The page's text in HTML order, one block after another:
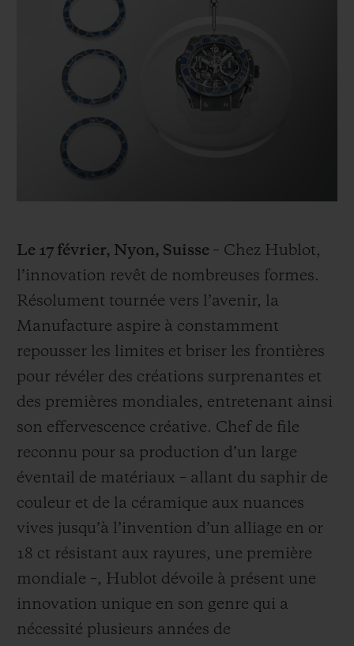
Le 17 février, Nyon, Suisse – Chez Hublot,
l’innovation revêt de nombreuses formes.
Résolument tournée vers l’avenir, la
Manufacture aspire à constamment
repousser les limites et briser les frontières
pour révéler des créations surprenantes et
des premières mondiales, entretenant ainsi
son effervescence créative. Chef de file
reconnu pour sa production d’un large
éventail de matériaux – allant du saphir de
couleur et de la céramique aux nuances
vives jusqu’à l’invention d’un alliage en or
18 ct résistant aux rayures, une première
mondiale –, Hublot dévoile à présent une
innovation unique en son genre qui a
nécessité plusieurs années de
SUMMER MULTI-
COLORED CERAMIC
BIG BANG
SERVICES EXCLUSIFS
LIVRAISON ET RETOURS GRATUITS
POCHETTE CADEAU
NOUS CONTACTER
TROUVER UNE BOUTIQUE